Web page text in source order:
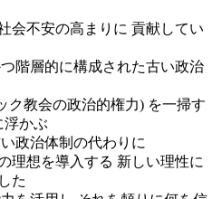
会不安の高まりに 貢献してい
階層的に構成された古い政治
ク教会の政治的権力) を一掃す
浮かぶ
政治体制の代わりに
理想を導入する 新しい理性に
た